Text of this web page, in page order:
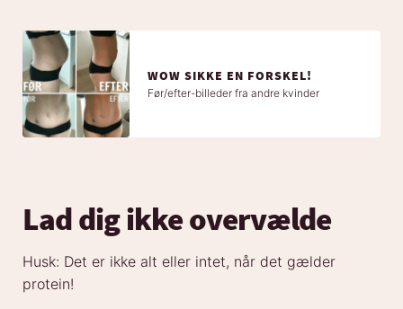
WOW SIKKE EN FORSKEL!
Før/efter-billeder fra andre kvinder
Lad dig ikke overvælde
Husk: Det er ikke alt eller intet, når det gælder
protein!